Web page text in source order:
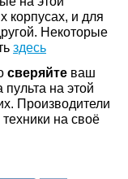
корпусах, и для
Некоторые
здесь
сверяйте ваш
на этой
Производители
на своё